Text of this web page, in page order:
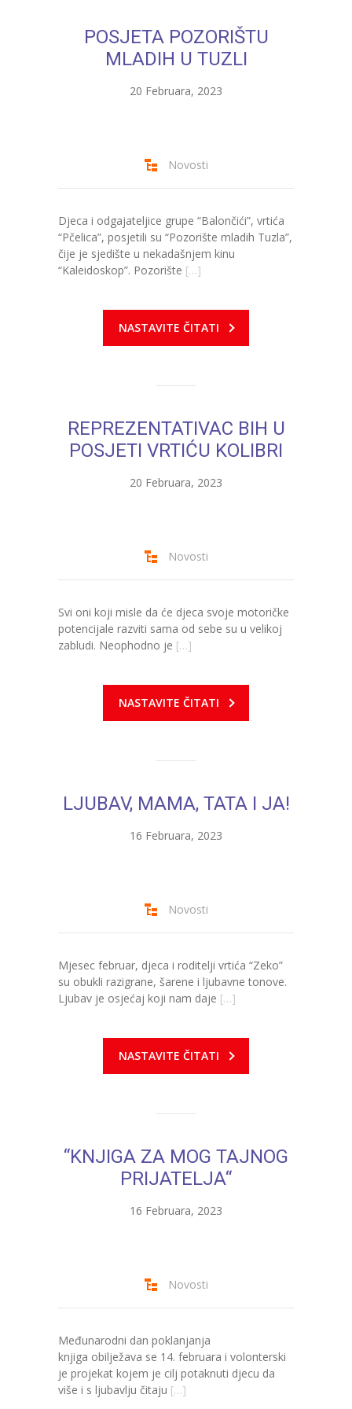
---- Ciciban
---- Poletarac
---- Snjeguljica
---- Sunčica
---- Zeko
---- Zvjezdica
-- Galerija
-- Dokumenti
---- Osnovni elementi ugovora
---- Odluke o izboru i poništenju
-- Konkursi
-- Edukacije zaposlenika
Za roditelje
-- Obrasci i zahtjevi
Projekti
Mala škola sporta
Kontakt
POSJETA POZORIŠTU
MLADIH U TUZLI
20 Februara, 2023
Novosti
Djeca i odgajateljice grupe “Balončići”, vrtića
“Pčelica”, posjetili su “Pozorište mladih Tuzla”,
čije je sjedište u nekadašnjem kinu
“Kaleidoskop”. Pozorište […]
NASTAVITE ČITATI
REPREZENTATIVAC BIH U
POSJETI VRTIĆU KOLIBRI
20 Februara, 2023
Novosti
Svi oni koji misle da će djeca svoje motoričke
potencijale razviti sama od sebe su u velikoj
zabludi. Neophodno je […]
NASTAVITE ČITATI
LJUBAV, MAMA, TATA I JA!
16 Februara, 2023
Novosti
Mjesec februar, djeca i roditelji vrtića “Zeko”
su obukli razigrane, šarene i ljubavne tonove.
Ljubav je osjećaj koji nam daje […]
NASTAVITE ČITATI
“KNJIGA ZA MOG TAJNOG
PRIJATELJA“
16 Februara, 2023
Novosti
Međunarodni dan poklanjanja
knjiga obilježava se 14. februara i volonterski
je projekat kojem je cilj potaknuti djecu da
više i s ljubavlju čitaju […]